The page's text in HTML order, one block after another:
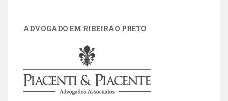
ADVOGADO EM RIBEIRÃO PRETO